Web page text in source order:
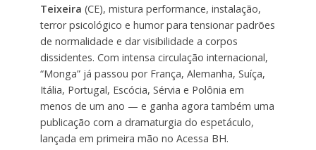
Teixeira (CE), mistura performance, instalação,
terror psicológico e humor para tensionar padrões
de normalidade e dar visibilidade a corpos
dissidentes. Com intensa circulação internacional,
“Monga” já passou por França, Alemanha, Suíça,
Itália, Portugal, Escócia, Sérvia e Polônia em
menos de um ano — e ganha agora também uma
publicação com a dramaturgia do espetáculo,
lançada em primeira mão no Acessa BH.